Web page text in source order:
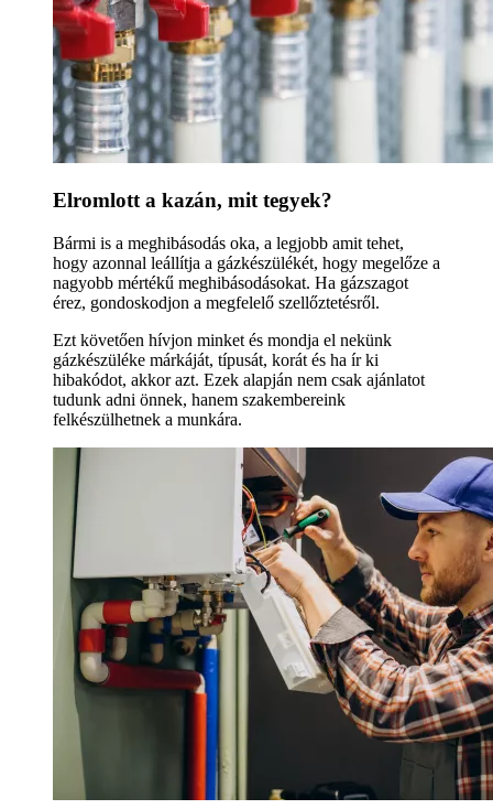
Elromlott a kazán, mit tegyek?
Bármi is a meghibásodás oka, a legjobb amit tehet,
hogy azonnal leállítja a gázkészülékét, hogy megelőze a
nagyobb mértékű meghibásodásokat. Ha gázszagot
érez, gondoskodjon a megfelelő szellőztetésről.
Ezt követően hívjon minket és mondja el nekünk
gázkészüléke márkáját, típusát, korát és ha ír ki
hibakódot, akkor azt. Ezek alapján nem csak ajánlatot
tudunk adni önnek, hanem szakembereink
felkészülhetnek a munkára.